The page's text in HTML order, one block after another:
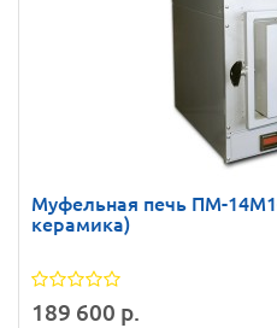
Муфельная печь ПМ-
керамика)
189 600 р.